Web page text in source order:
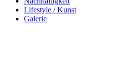
Lifestyle / Kunst
Galerie